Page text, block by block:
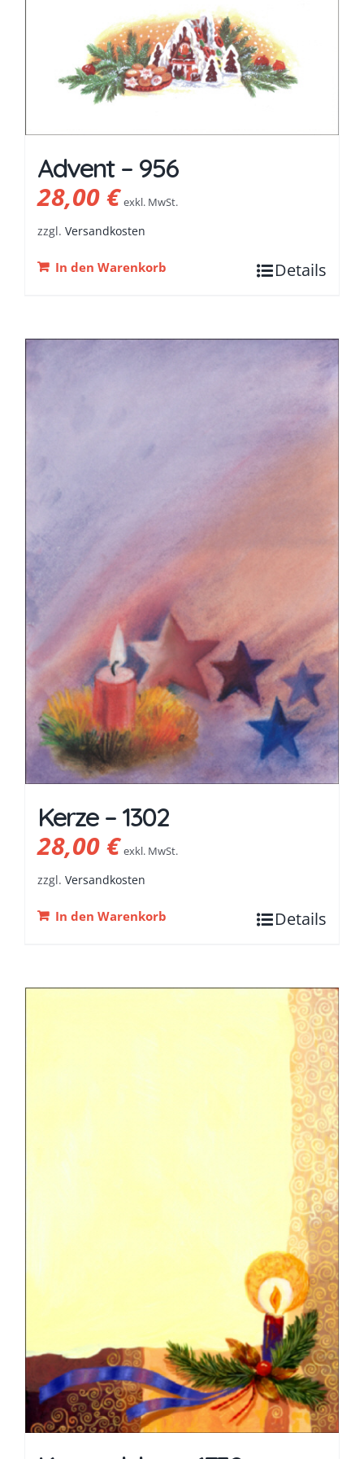
Advent – 956
28,00€ exkl. MwSt.
zzgl. Versandkosten
In den Warenkorb Details
Kerze – 1302
28,00€ exkl. MwSt.
zzgl. Versandkosten
In den Warenkorb Details